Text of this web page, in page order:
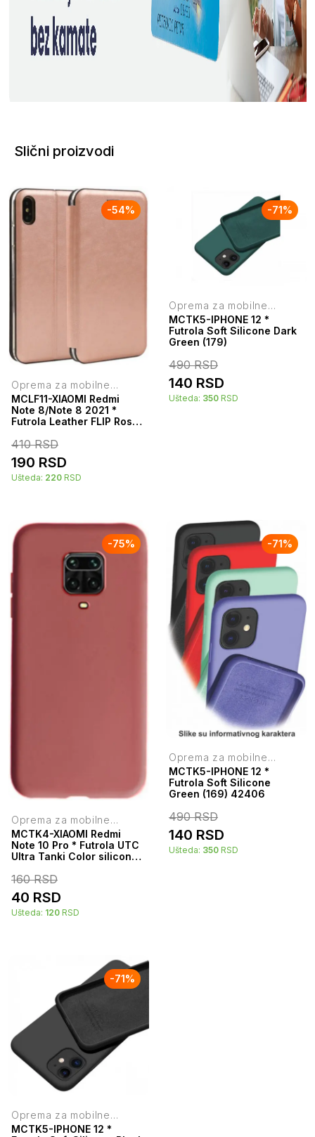
Slični proizvodi
-54%
Oprema za mobilne
telefone
MCLF11-XIAOMI Redmi
Note 8/Note 8 2021 *
Futrola Leather FLIP Rose
410RSD
190 RSD
Ušteda: 220 RSD
-71%
Oprema za mobilne
telefone
MCTK5-IPHONE 12 *
Futrola Soft Silicone Dark
Green (179)
490RSD
140 RSD
Ušteda: 350 RSD
-75%
Oprema za mobilne
telefone
MCTK4-XIAOMI Redmi
Note 10 Pro * Futrola UTC
Ultra Tanki Color silicone
160RSD
40 RSD
Ušteda: 120 RSD
-71%
Oprema za mobilne
telefone
MCTK5-IPHONE 12 *
Futrola Soft Silicone
Green (169) 42406
490RSD
140 RSD
Ušteda: 350 RSD
-71%
Oprema za mobilne
telefone
MCTK5-IPHONE 12 *